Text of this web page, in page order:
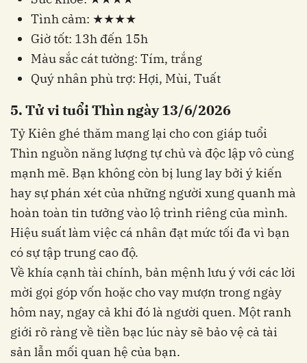
Tình cảm: ★★★★
Giờ tốt: 13h đến 15h
Màu sắc cát tường: Tím, trắng
Quý nhân phù trợ: Hợi, Mùi, Tuất
5. Tử vi tuổi Thìn ngày 13/6/2026
Tỷ Kiên ghé thăm mang lại cho con giáp tuổi
Thìn nguồn năng lượng tự chủ và độc lập vô cùng
mạnh mẽ. Bạn không còn bị lung lay bởi ý kiến
hay sự phán xét của những người xung quanh mà
hoàn toàn tin tưởng vào lộ trình riêng của mình.
Hiệu suất làm việc cá nhân đạt mức tối đa vì bạn
có sự tập trung cao độ.
Về khía cạnh tài chính, bản mệnh lưu ý với các lời
mời gọi góp vốn hoặc cho vay mượn trong ngày
hôm nay, ngay cả khi đó là người quen. Một ranh
giới rõ ràng về tiền bạc lúc này sẽ bảo vệ cả tài
sản lẫn mối quan hệ của bạn.